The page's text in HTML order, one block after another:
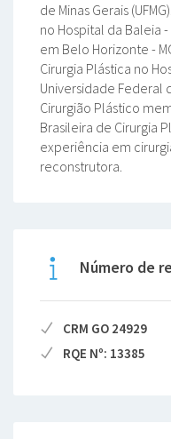
de Minas Gerais
no Hospital da Baleia
em Belo Horizonte -
Cirurgia Plástica no
Universidade Federal
Cirurgião Plástico
Brasileira de Cirurgia
experiência em
reconstrutora.
Número de
CRM GO 24929
RQE Nº: 13385